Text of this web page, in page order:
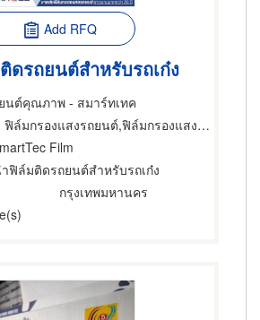
Add RFQ
รถยนต์สำหรับรถเก๋ง
นต์คุณภาพ - สมาร์ทเทค
ล์มกรองแสงรถยนต์,ฟิล์มกรองแสงรถยนต์,กระจกรถ 24 ชม.
Film
ฟิล์มติดรถยนต์สำหรับรถเก๋ง
กรุงเทพมหานคร